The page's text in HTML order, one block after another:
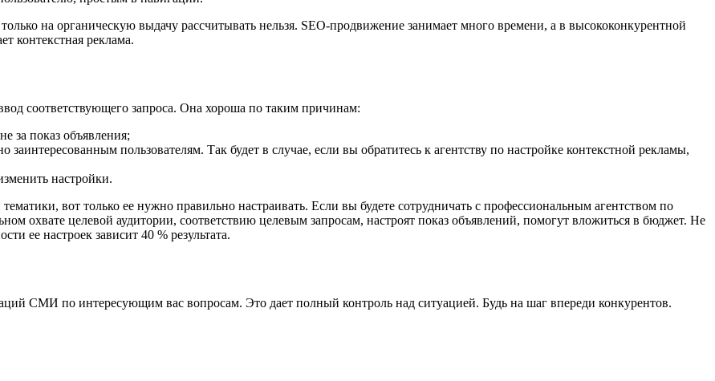
на органическую выдачу рассчитывать нельзя. SEO-продвижение занимает много времени, а в высококонкурентной
контекстная реклама.
соответствующего запроса. Она хороша по таким причинам:
за показ объявления;
заинтересованным пользователям. Так будет в случае, если вы обратитесь к агентству по настройке контекстной рекламы,
настройки.
вот только ее нужно правильно настраивать. Если вы будете сотрудничать с профессиональным агентством по
охвате целевой аудитории, соответствию целевым запросам, настроят показ объявлений, помогут вложиться в бюджет. Не
ее настроек зависит 40 % результата.
СМИ по интересующим вас вопросам. Это дает полный контроль над ситуацией. Будь на шаг впереди конкурентов.